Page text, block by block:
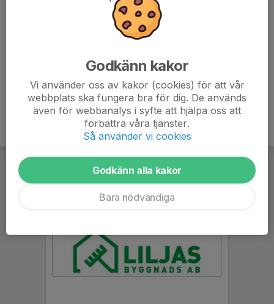
niklas.andersson@gerdskensbk.se
072-938 03 49Godkänn kakor
Vi använder oss av kakor (cookies) för att vår
webbplats ska fungera bra för dig. De används
även för webbanalys i syfte att hjälpa oss att
förbättra våra tjänster.
Så använder vi cookies
Godkänn alla kakor
Bara nödvändiga